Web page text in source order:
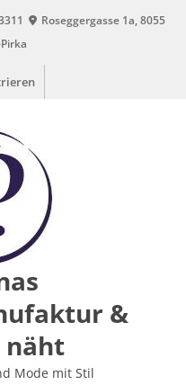
Roseggergasse 1a, 8055
&
näht
Mode mit Stil